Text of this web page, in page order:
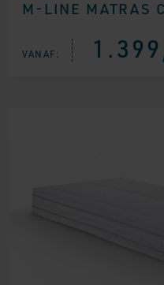
M-LINE MATRAS
VANAF: